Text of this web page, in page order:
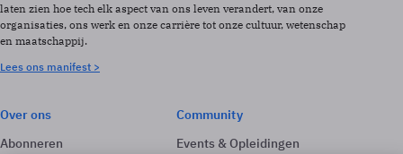
laten zien hoe tech elk aspect van ons leven verandert, van onze
organisaties, ons werk en onze carrière tot onze cultuur, wetenschap
en maatschappij.
Lees ons manifest >
Over ons
Abonneren
Community
Events & Opleidingen